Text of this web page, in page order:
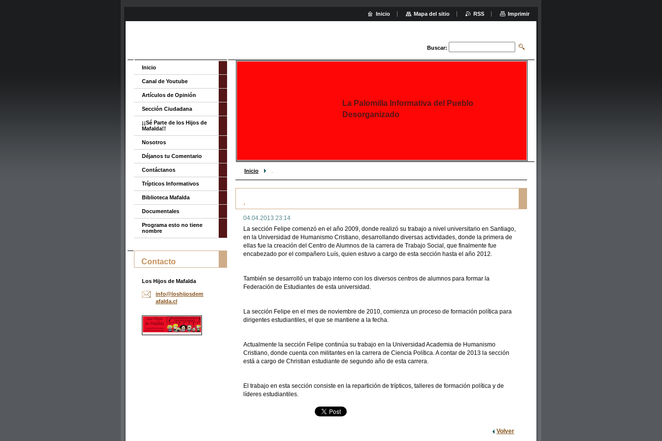
Buscar:
La Palomilla Informativa del Pueblo
Desorganizado
Inicio
.
04.04.2013 23:14
La sección Felipe comenzó en el año 2009, donde realizó su trabajo a nivel universitario en Santiago,
en la Universidad de Humanismo Cristiano, desarrollando diversas actividades, donde la primera de
ellas fue la creación del Centro de Alumnos de la carrera de Trabajo Social, que finalmente fue
encabezado por el compañero Luís, quien estuvo a cargo de esta sección hasta el año 2012.
También se desarrolló un trabajo interno con los diversos centros de alumnos para formar la
Federación de Estudiantes de esta universidad.
La sección Felipe en el mes de noviembre de 2010, comienza un proceso de formación política para
dirigentes estudiantiles, el que se mantiene a la fecha.
Actualmente la sección Felipe continúa su trabajo en la Universidad Academia de Humanismo
Cristiano, donde cuenta con militantes en la carrera de Ciencia Política. A contar de 2013 la sección
está a cargo de Christian estudiante de segundo año de esta carrera.
El trabajo en esta sección consiste en la repartición de trípticos, talleres de formación política y de
líderes estudiantiles.
Volver
Inicio
Canal de Youtube
Artículos de Opinión
Sección Ciudadana
¡¡Sé Parte de los Hijos de
Mafalda!!
Nosotros
Déjanos tu Comentario
Contáctanos
Trípticos Informativos
Biblioteca Mafalda
Documentales
Programa esto no tiene
nombre
Contacto
Los Hijos de Mafalda
info@loshijosdem
afalda.cl
Inicio Mapa del sitio RSS Imprimir